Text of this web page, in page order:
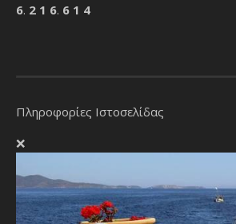
6. 2 1 6. 6 1 4
Πληροφορίες Ιστοσελίδας
❌